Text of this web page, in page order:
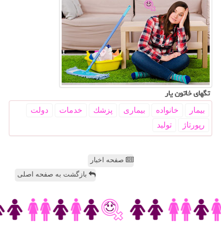
تگهای خاتون یار
بیمار خانواده بیماری پزشك خدمات
دولت
رپورتاژ
تولید
صفحه اخبار
بازگشت به صفحه اصلی